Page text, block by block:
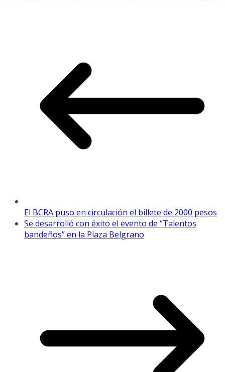
El BCRA puso en circulación el billete de 2000 pesos
Se desarrolló con éxito el evento de “Talentos
bandeños” en la Plaza Belgrano